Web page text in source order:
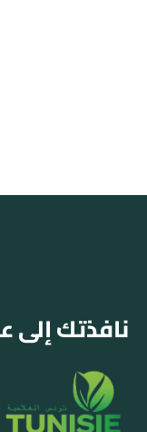
نافذتك إلى